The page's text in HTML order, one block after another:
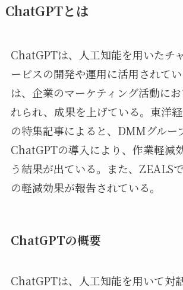
ChatGPTとは
ChatGPTは、人工知能を用いたチ
ービスの開発や運用に活用されて
は、企業のマーケティング活動に
れられ、成果を上げている。東洋
の特集記事によると、DMMグルー
ChatGPTの導入により、作業軽減
う結果が出ている。また、ZEALS
の軽減効果が報告されている。
ChatGPTの概要
ChatGPTは、人工知能を用いて対